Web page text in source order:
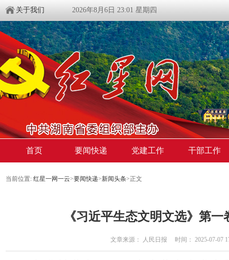
关于我们 2026年8月6日 23:01 星期四
首页 要闻快递 党建工作 干部工作
当前位置: 红星一网一云>要闻快递>新闻头条>正文
《习近平生态文明文选》第一
文章来源： 人民日报 时间： 2025-07-07